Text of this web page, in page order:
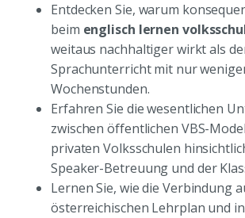
Entdecken Sie, warum
beim englisch lernen
weitaus nachhaltiger wirkt als
Sprachunterricht mit nur
Wochenstunden.
Erfahren Sie die wesentlichen
zwischen öffentlichen VBS-
privaten Volksschulen
Speaker-Betreuung und der
Lernen Sie, wie die Verbindung
österreichischen Lehrplan und